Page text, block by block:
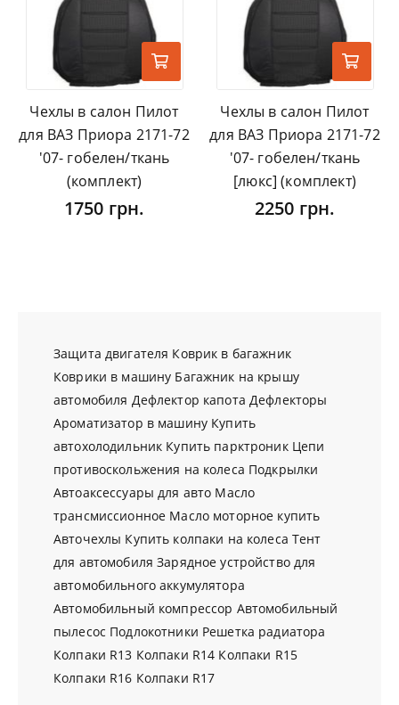
Чехлы в салон Пилот
для ВАЗ Приора 2171-72
'07- гобелен/ткань
(комплект)
1750 грн.
Чехлы в салон Пилот
для ВАЗ Приора 2171-72
'07- гобелен/ткань
[люкс] (комплект)
2250 грн.
Защита двигателя Коврик в багажник
Коврики в машину Багажник на крышу
автомобиля Дефлектор капота Дефлекторы
Ароматизатор в машину Купить
автохолодильник Купить парктроник Цепи
противоскольжения на колеса Подкрылки
Автоаксессуары для авто Масло
трансмиссионное Масло моторное купить
Авточехлы Купить колпаки на колеса Тент
для автомобиля Зарядное устройство для
автомобильного аккумулятора
Автомобильный компрессор Автомобильный
пылесос Подлокотники Решетка радиатора
Колпаки R13 Колпаки R14 Колпаки R15
Колпаки R16 Колпаки R17